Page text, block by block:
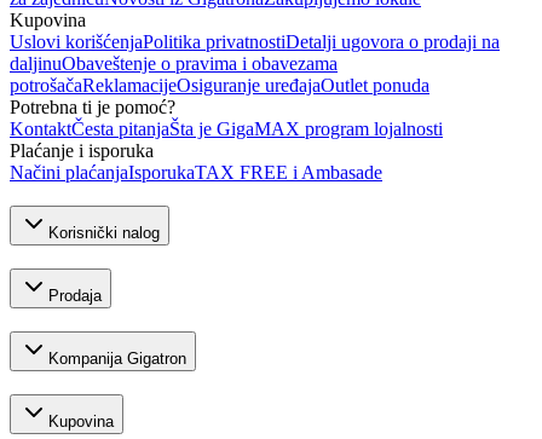
Kupovina
Uslovi korišćenjaPolitika privatnostiDetalji ugovora o prodaji na
daljinuObaveštenje o pravima i obavezama
potrošačaReklamacijeOsiguranje uređajaOutlet ponuda
Potrebna ti je pomoć?
KontaktČesta pitanjaŠta je GigaMAX program lojalnosti
Plaćanje i isporuka
Načini plaćanjaIsporukaTAX FREE i Ambasade
Korisnički nalog
Prodaja
Kompanija Gigatron
Kupovina